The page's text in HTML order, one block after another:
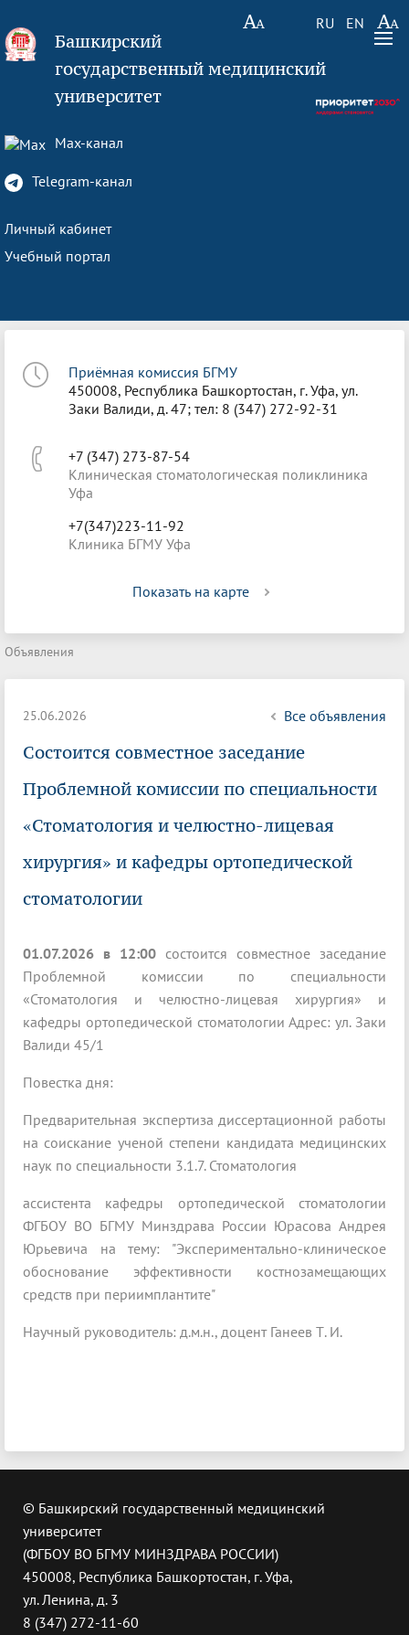
RU EN
Башкирский
государственный медицинский
университет
Max-канал
Telegram-канал
Личный кабинет
Учебный портал
Приёмная комиссия БГМУ
450008, Республика Башкортостан, г. Уфа, ул.
Заки Валиди, д. 47; тел: 8 (347) 272-92-31
+7 (347) 273-87-54
Клиническая стоматологическая поликлиника
Уфа
+7(347)223-11-92
Клиника БГМУ Уфа
Показать на карте
Объявления
25.06.2026 Все объявления
Состоится совместное заседание
Проблемной комиссии по специальности
«Стоматология и челюстно-лицевая
хирургия» и кафедры ортопедической
стоматологии
01.07.2026 в 12:00 состоится совместное заседание
Проблемной комиссии по специальности
«Стоматология и челюстно-лицевая хирургия» и
кафедры ортопедической стоматологии Адрес: ул. Заки
Валиди 45/1
Повестка дня:
Предварительная экспертиза диссертационной работы
на соискание ученой степени кандидата медицинских
наук по специальности 3.1.7. Стоматология
ассистента кафедры ортопедической стоматологии
ФГБОУ ВО БГМУ Минздрава России Юрасова Андрея
Юрьевича на тему: "Экспериментально-клиническое
обоснование эффективности костнозамещающих
средств при периимплантите"
Научный руководитель: д.м.н., доцент Ганеев Т. И.
© Башкирский государственный медицинский
университет
(ФГБОУ ВО БГМУ МИНЗДРАВА РОССИИ)
450008, Республика Башкортостан, г. Уфа,
ул. Ленина, д. 3
8 (347) 272-11-60